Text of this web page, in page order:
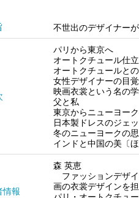
不世出のデザイナー
パリから東京へ
オートクチュール仕
オートクチュールと
女性デザイナーの目
映画衣裳という名の
父と私
東京からニューヨー
日本製ドレスのジェ
冬のニューヨークの
インドと中国の美〔ほ
情報
森 英恵
ファッションデザ
画の衣裳デザインを